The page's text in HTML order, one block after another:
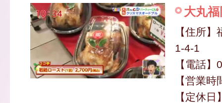
大丸
【住所
1-4-1
【電話
【営業
【定休日